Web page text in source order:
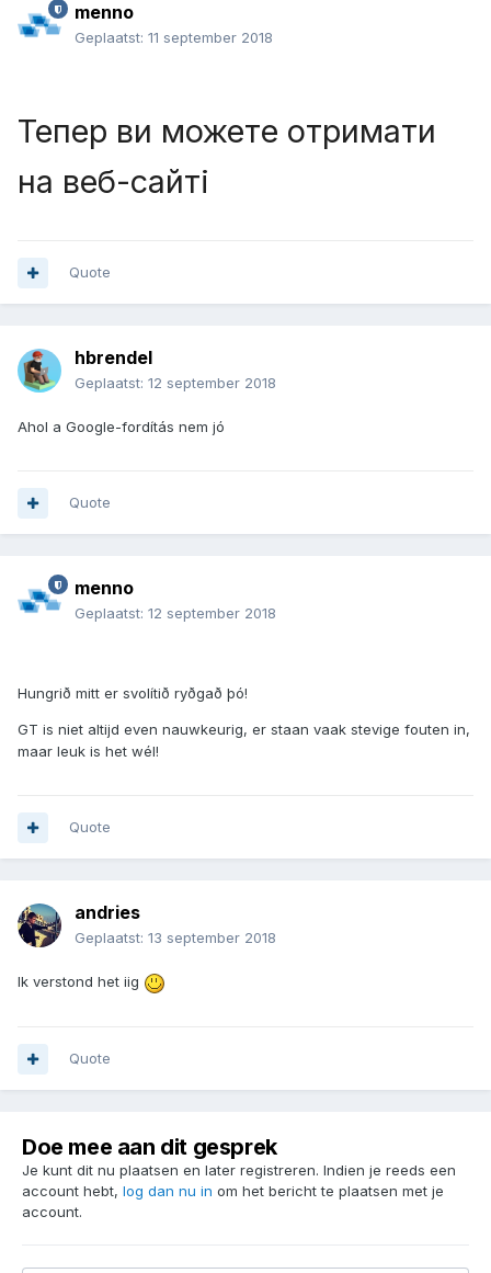
menno
Geplaatst: 11 september 2018
Тепер ви можете отримати
на веб-сайті
Quote
hbrendel
Geplaatst: 12 september 2018
Ahol a Google-fordítás nem jó
Quote
menno
Geplaatst: 12 september 2018
Hungrið mitt er svolítið ryðgað þó!
GT is niet altijd even nauwkeurig, er staan vaak stevige fouten in,
maar leuk is het wél!
Quote
andries
Geplaatst: 13 september 2018
Ik verstond het iig
Quote
Doe mee aan dit gesprek
Je kunt dit nu plaatsen en later registreren. Indien je reeds een
account hebt, log dan nu in om het bericht te plaatsen met je
account.